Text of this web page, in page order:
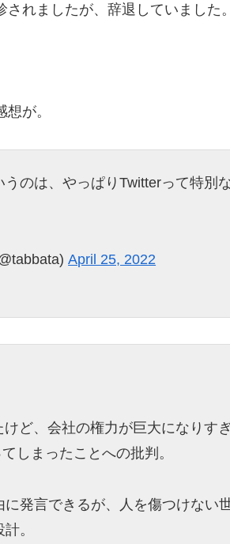
れましたが、辞退していました。
が。
のは、やっぱりTwitterって特別
April 25, 2022
ど、会社の権力が巨大になりす
しまったことへの批判。
発言できるが、人を傷つけない
。